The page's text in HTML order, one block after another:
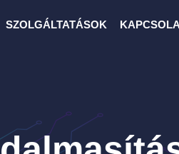
SZOLGÁLTATÁSOK